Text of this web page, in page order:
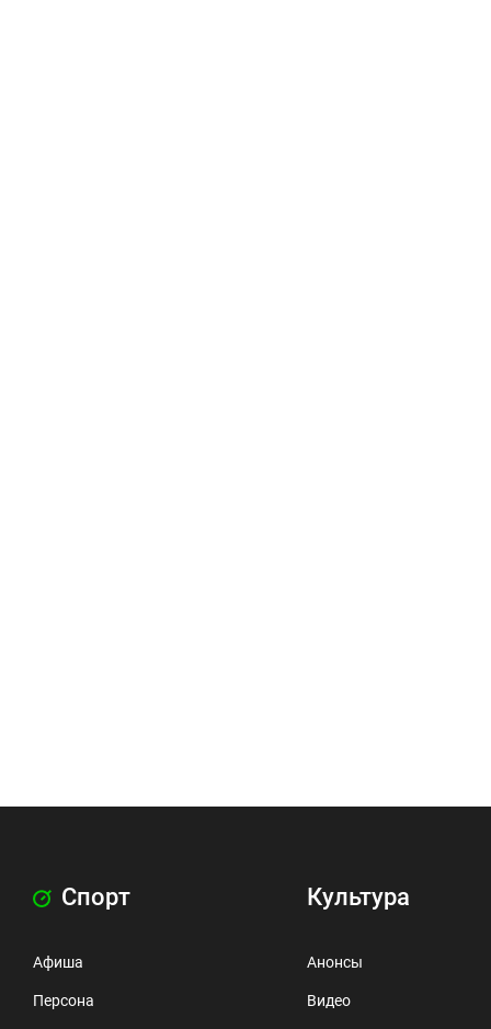
Спорт
Афиша
Персона
Культура
Анонсы
Видео